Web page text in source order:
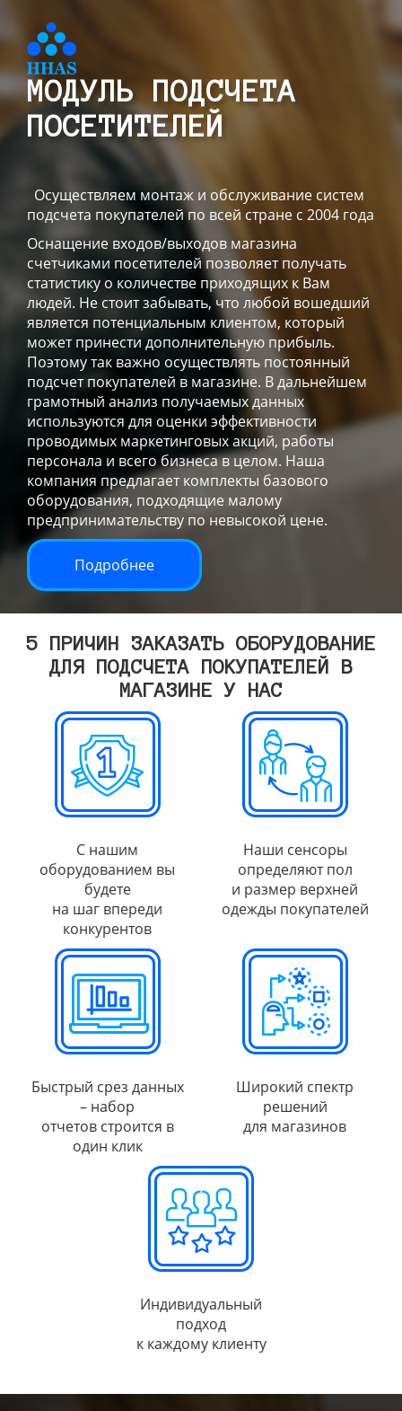
МОДУЛЬ ПОДСЧЕТА
ПОСЕТИТЕЛЕЙ
Осуществляем монтаж и обслуживание систем
подсчета покупателей по всей стране с 2004 года
Оснащение входов/выходов магазина
счетчиками посетителей позволяет получать
статистику о количестве приходящих к Вам
людей. Не стоит забывать, что любой вошедший
является потенциальным клиентом, который
может принести дополнительную прибыль.
Поэтому так важно осуществлять постоянный
подсчет покупателей в магазине. В дальнейшем
грамотный анализ получаемых данных
используются для оценки эффективности
проводимых маркетинговых акций, работы
персонала и всего бизнеса в целом. Наша
компания предлагает комплекты базового
оборудования, подходящие малому
предпринимательству по невысокой цене.
Подробнее
5 ПРИЧИН ЗАКАЗАТЬ ОБОРУДОВАНИЕ
ДЛЯ ПОДСЧЕТА ПОКУПАТЕЛЕЙ В
МАГАЗИНЕ У НАС
С нашим
оборудованием вы
будете
на шаг впереди
конкурентов
Наши сенсоры
определяют пол
и размер верхней
одежды покупателей
Быстрый срез данных
– набор
отчетов строится в
один клик
Широкий спектр
решений
для магазинов
Индивидуальный
подход
к каждому клиенту